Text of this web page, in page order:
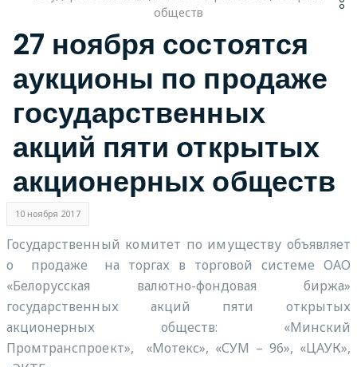
обществ
27 ноября состоятся
аукционы по продаже
государственных
акций пяти открытых
акционерных обществ
10 ноября 2017
Государственный комитет по имуществу объявляет
о продаже на торгах в торговой системе ОАО
«Белорусская валютно-фондовая биржа»
государственных акций пяти открытых
акционерных обществ: «Минский
Промтранспроект», «Мотекс», «СУМ – 96», «ЦАУК»,